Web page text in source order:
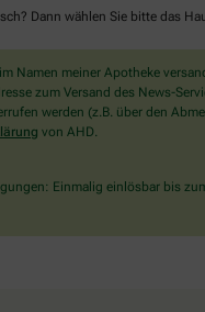
Dann wählen Sie bitte das
Namen meiner Apotheke
zum Versand des News-
werden (z.B. über den
von AHD.
Einmalig einlösbar bis